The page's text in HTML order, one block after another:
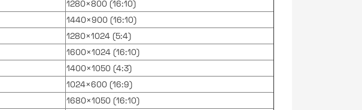
1280×800 (16:10)
1440×900 (16:10)
1280×1024 (5:4)
1600×1024 (16:10)
1400×1050 (4:3)
1024×600 (16:9)
1680×1050 (16:10)